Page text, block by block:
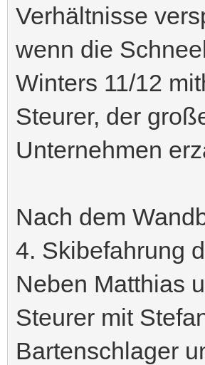
Verhältnisse
wenn die
Winters 11/12
Steurer, der
Unternehmen
Nach dem
4. Skibefahrung
Neben Matthias
Steurer mit
Bartenschlager